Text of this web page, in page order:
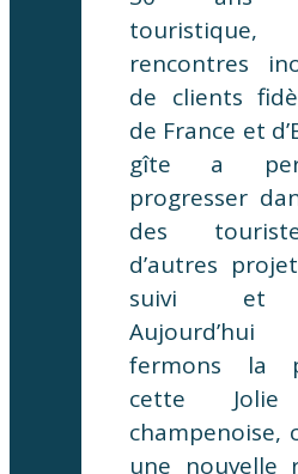
rencontres
de clients
de France et
gîte a
progresser
des
d’autres
suivi et
fermons la
cette Jolie
champenoise,
une nouvelle